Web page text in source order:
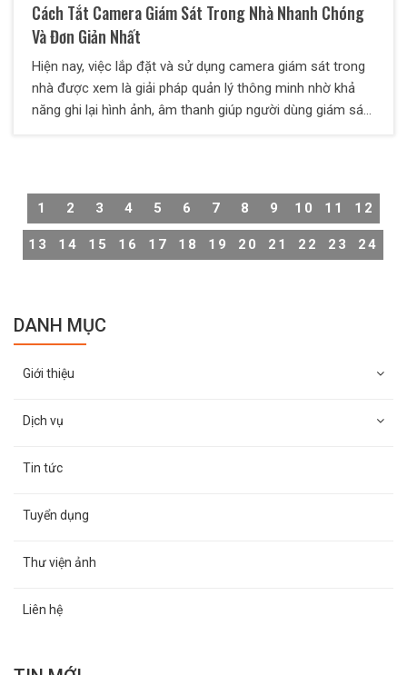
Cách Tắt Camera Giám Sát Trong Nhà Nhanh Chóng
Và Đơn Giản Nhất
Hiện nay, việc lắp đặt và sử dụng camera giám sát trong
nhà được xem là giải pháp quản lý thông minh nhờ khả
năng ghi lại hình ảnh, âm thanh giúp người dùng giám sát
ai cũng biết cách tắt camera chuẩn xác. Vì vậy, Thiên
trong nhà cực đơn giản và nhanh chóng.
1 2 3 4 5 6 7 8 9 10 11 12
13 14 15 16 17 18 19 20 21 22 23 24
DANH MỤC
Giới thiệu
Dịch vụ
Tin tức
Tuyển dụng
Thư viện ảnh
Liên hệ